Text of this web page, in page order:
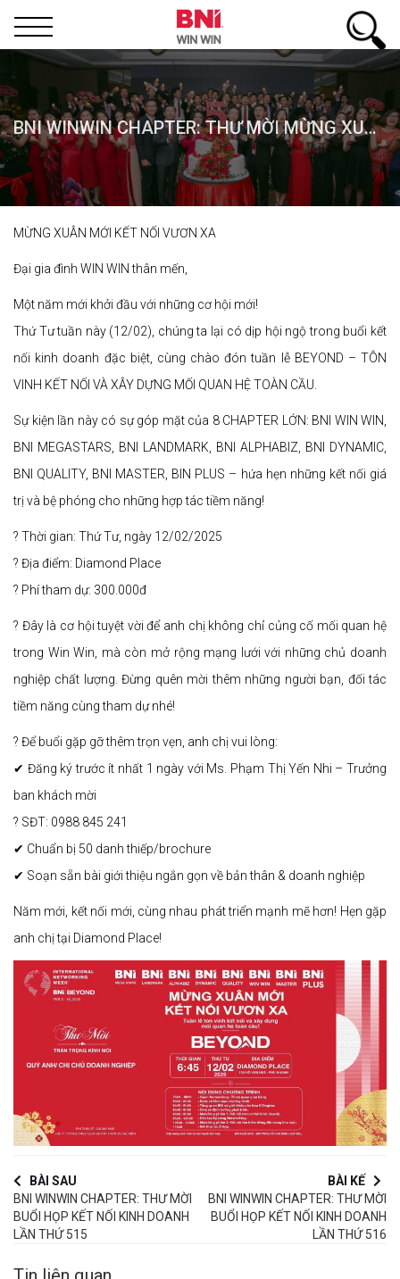
BNI WINWIN CHAPTER: THƯ MỜI MỪNG XUÂN MỚI KẾT NỐI VƯƠN XA
MỪNG XUÂN MỚI KẾT NỐI VƯƠN XA
Đại gia đình WIN WIN thân mến,
Một năm mới khởi đầu với những cơ hội mới!
Thứ Tư tuần này (12/02), chúng ta lại có dịp hội ngộ trong buổi kết
nối kinh doanh đặc biệt, cùng chào đón tuần lễ BEYOND – TÔN
VINH KẾT NỐI VÀ XÂY DỰNG MỐI QUAN HỆ TOÀN CẦU.
Sự kiện lần này có sự góp mặt của 8 CHAPTER LỚN: BNI WIN WIN,
BNI MEGASTARS, BNI LANDMARK, BNI ALPHABIZ, BNI DYNAMIC,
BNI QUALITY, BNI MASTER, BIN PLUS – hứa hẹn những kết nối giá
trị và bệ phóng cho những hợp tác tiềm năng!
? Thời gian: Thứ Tư, ngày 12/02/2025
? Địa điểm: Diamond Place
? Phí tham dự: 300.000đ
? Đây là cơ hội tuyệt vời để anh chị không chỉ củng cố mối quan hệ
trong Win Win, mà còn mở rộng mạng lưới với những chủ doanh
nghiệp chất lượng. Đừng quên mời thêm những người bạn, đối tác
tiềm năng cùng tham dự nhé!
? Để buổi gặp gỡ thêm trọn vẹn, anh chị vui lòng:
✔ Đăng ký trước ít nhất 1 ngày với Ms. Phạm Thị Yến Nhi – Trưởng
ban khách mời
? SĐT: 0988 845 241
✔ Chuẩn bị 50 danh thiếp/brochure
✔ Soạn sẵn bài giới thiệu ngắn gọn về bản thân & doanh nghiệp
Năm mới, kết nối mới, cùng nhau phát triển mạnh mẽ hơn! Hẹn gặp
anh chị tại Diamond Place!
BÀI SAU
BNI WINWIN CHAPTER: THƯ MỜI
BUỔI HỌP KẾT NỐI KINH DOANH
LẦN THỨ 515
BÀI KẾ
BNI WINWIN CHAPTER: THƯ MỜI
BUỔI HỌP KẾT NỐI KINH DOANH
LẦN THỨ 516